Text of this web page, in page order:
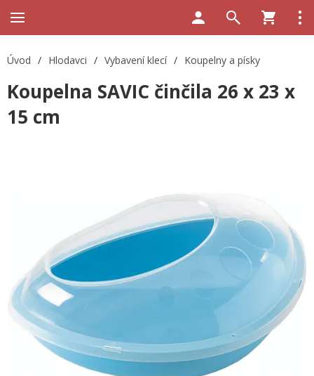
Úvod / Hlodavci / Vybavení klecí / Koupelny a písky
Koupelna SAVIC činčila 26 x 23 x
15 cm